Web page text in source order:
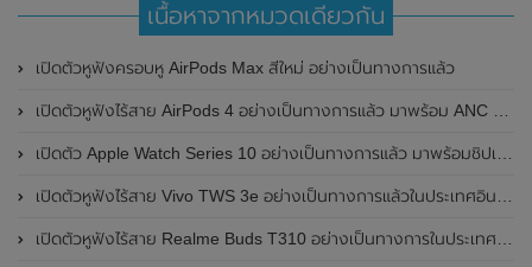
เนื้อหาจากหมวดเดียวกัน
เปิดตัวหูฟังครอบหู AirPods Max สีใหม่ อย่างเป็นทางการแล้ว
เปิดตัวหูฟังไร้สาย AirPods 4 อย่างเป็นทางการแล้ว มาพร้อม ANC และฟีเจอร์ใหม่มากมาย
เปิดตัว Apple Watch Series 10 อย่างเป็นทางการแล้ว มาพร้อมชิปเซ็ตรุ่น S10
เปิดตัวหูฟังไร้สาย Vivo TWS 3e อย่างเป็นทางการแล้วในประเทศอินเดีย มาพร้อมระบบตัดเสียงรบกวน ANC ที่ 30dB , ป้องกันฝุ่นและกันน้ำที่ระดับ IP54 , แบตเตอรี่สามารถใช้งานนานสูงสุด 36 ชั่วโมง
เปิดตัวหูฟังไร้สาย Realme Buds T310 อย่างเป็นทางการในประเทศอินเดีย มาพร้อมระบบตัดเสียงรบกวน ANC สูงสุด 46dB , เสียงรอบทิศทาง 360 องศา , แบตเตอรี่สามารถใช้งานได้นานสูงสุด 40 ชั่วโมง